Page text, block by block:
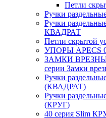
Петли
Ручки
Ручки
КВАДРАТ
Петли скрытой
УПОРЫ APECS
ЗАМКИ ВРЕЗНЫЕ
серии Замки
Ручки
(КВАДРАТ)
Ручки
(КРУГ)
40 серия Slim